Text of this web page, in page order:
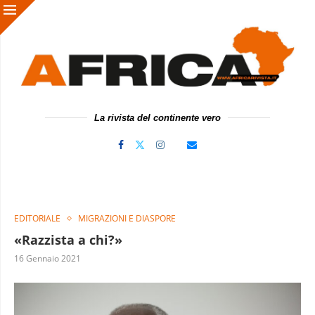
La rivista del continente vero
EDITORIALE MIGRAZIONI E DIASPORE
«Razzista a chi?»
16 Gennaio 2021